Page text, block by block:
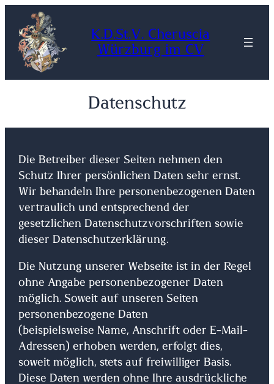
Inhalt
springen
K.D.St.V. Cheruscia
Würzburg im CV
Datenschutz
Die Betreiber dieser Seiten nehmen den
Schutz Ihrer persönlichen Daten sehr ernst.
Wir behandeln Ihre personenbezogenen Daten
vertraulich und entsprechend der
gesetzlichen Datenschutzvorschriften sowie
dieser Datenschutzerklärung.
Die Nutzung unserer Webseite ist in der Regel
ohne Angabe personenbezogener Daten
möglich. Soweit auf unseren Seiten
personenbezogene Daten
(beispielsweise Name, Anschrift oder E-Mail-
Adressen) erhoben werden, erfolgt dies,
soweit möglich, stets auf freiwilliger Basis.
Diese Daten werden ohne Ihre ausdrückliche